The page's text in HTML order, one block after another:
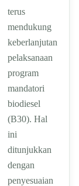
terus
mendukung
keberlanjutan
pelaksanaan
program
mandatori
biodiesel
(B30). Hal
ini
ditunjukkan
dengan
penyesuaian